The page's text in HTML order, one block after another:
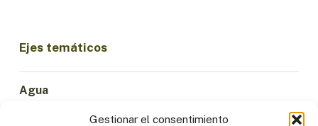
Gestionar el consentimiento
Ejes temáticos
Agua